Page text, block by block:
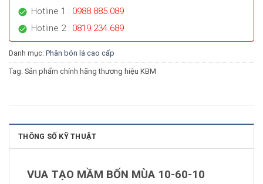
Hotline 1 : 0988.885.089
Hotline 2 : 0819.234.689
Danh mục: Phân bón lá cao cấp
Tag: Sản phẩm chính hãng thương hiệu KBM
THÔNG SỐ KỸ THUẬT
VUA TẠO MẦM BỐN MÙA 10-60-10